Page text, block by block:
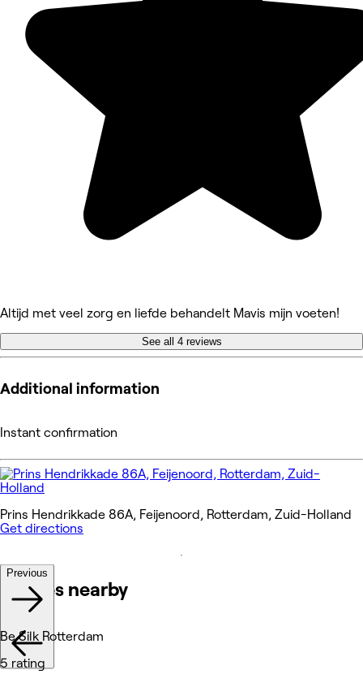
Altijd met veel zorg en liefde behandelt Mavis mijn voeten!
See all 4 reviews
Additional information
Instant confirmation
Prins Hendrikkade 86A, Feijenoord, Rotterdam, Zuid-Holland
Get directions
Venues nearby
Previous
Be Silk Rotterdam
5 rating